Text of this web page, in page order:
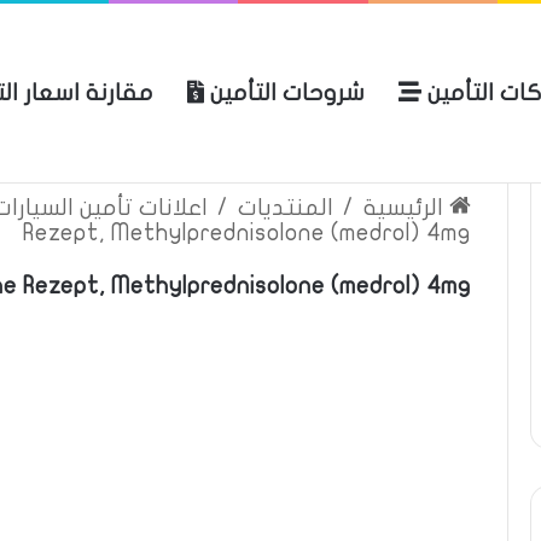
التأمين شروحات التأمين مقارنة اسعار للتأمين الرئيسية عن
الرئيسية / المنتديات / اعلانات تأمين
Rezept, Methylprednisolone (medrol) 4mg
Rezept, Methylprednisolone (medrol) 4mg